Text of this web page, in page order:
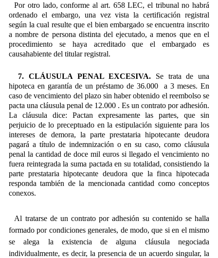
Por otro lado, conforme al art. 658 LEC, el tribunal no habrá
ordenado el embargo, una vez vista la certificación registral
según la cual resulte que el bien embargado se encuentra inscrito
a nombre de persona distinta del ejecutado, a menos que en el
procedimiento se haya acreditado que el embargado es
causahabiente del titular registral.
7. CLÁUSULA PENAL EXCESIVA. Se trata de una
hipoteca en garantía de un préstamo de 36.000  a 3 meses. En
caso de vencimiento del plazo sin haber obtenido el reembolso se
pacta una cláusula penal de 12.000 . Es un contrato por adhesión.
La cláusula dice: Pactan expresamente las partes, que sin
perjuicio de lo preceptuado en la estipulación siguiente para los
intereses de demora, la parte prestataria hipotecante deudora
pagará a título de indemnización o en su caso, como cláusula
penal la cantidad de doce mil euros si llegado el vencimiento no
fuera reintegrada la suma pactada en su totalidad, consistiendo la
parte prestataria hipotecante deudora que la finca hipotecada
responda también de la mencionada cantidad como conceptos
conexos.
Al tratarse de un contrato por adhesión su contenido se halla
formado por condiciones generales, de modo, que si en el mismo
se alega la existencia de alguna cláusula negociada
individualmente, es decir, la presencia de un acuerdo singular, la